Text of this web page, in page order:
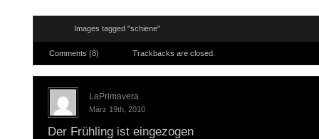
Images tagged "schiene"
Comments (8) Trackbacks are closed.
LaPrimavera
März 19th, 2010
Der Frühling ist eingezogen